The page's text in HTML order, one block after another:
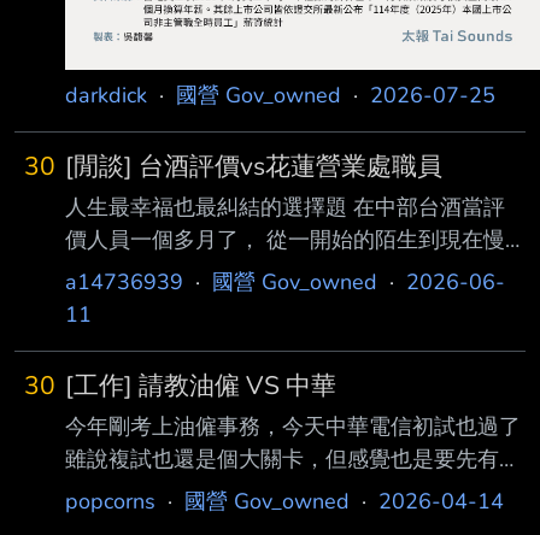
darkdick · 國營 Gov_owned · 2026-07-25
30 [閒談] 台酒評價vs花蓮營業處職員
人生最幸福也最糾結的選擇題 在中部台酒當評
價人員一個多月了， 從一開始的陌生到現在慢
慢適應， 生活機能好、日子過得安穩，本來以
為生活就這樣定下來了 結果突然收到國營聯招
的職員。 現在內心直接上演大拉鋸： 留台酒：
離南部家近、中部生活方便、環境已經熟悉。
去花蓮： 雖然離家超級遠，但職員的薪水天花
板和發展性真的比較好。又怕區處很屎 到底該
為了未來的薪水和職涯發展， 勇敢去花蓮當個
a14736939 · 國營 Gov_owned · 2026-06-
11
30 [工作] 請教油僱 VS 中華
今年剛考上油僱事務，今天中華電信初試也過了
雖說複試也還是個大關卡，但感覺也是要先有個
想法。 中油優點: 離家近騎車10分鐘 目前感覺
popcorns · 國營 Gov_owned · 2026-04-14